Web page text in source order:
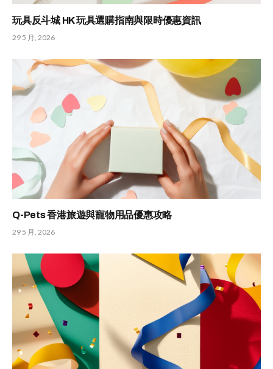
玩具反斗城 HK 玩具選購指南與限時優惠資訊
29 5 月, 2026
Q-Pets 香港旅遊與寵物用品優惠攻略
29 5 月, 2026